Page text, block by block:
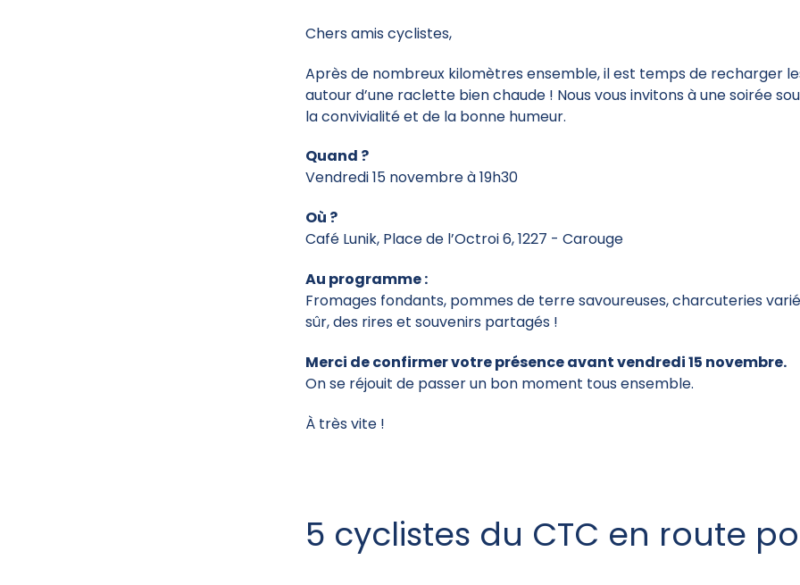
Chers amis cyclistes,
Après de nombreux kilomètres ensemble, il est temps de recharger
autour d’une raclette bien chaude ! Nous vous invitons à une soirée
la convivialité et de la bonne humeur.
Quand ?
Vendredi 15 novembre à 19h30
Où ?
Café Lunik, Place de l’Octroi 6, 1227 - Carouge
Au programme :
Fromages fondants, pommes de terre savoureuses, charcuteries
sûr, des rires et souvenirs partagés !
Merci de confirmer votre présence avant vendredi 15 novembre.
On se réjouit de passer un bon moment tous ensemble.
À très vite !
5 cyclistes du CTC en route